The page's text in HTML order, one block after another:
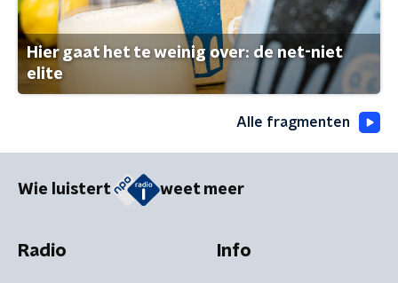
Hier gaat het te weinig over: de net-niet
elite
Alle fragmenten
Wie luistert weet meer
Radio Info